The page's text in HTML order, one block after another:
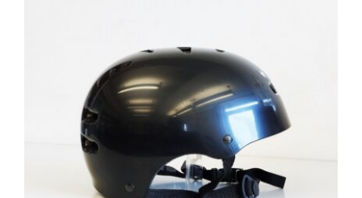
Helm TSG Skate/BMX Größe: L/XL